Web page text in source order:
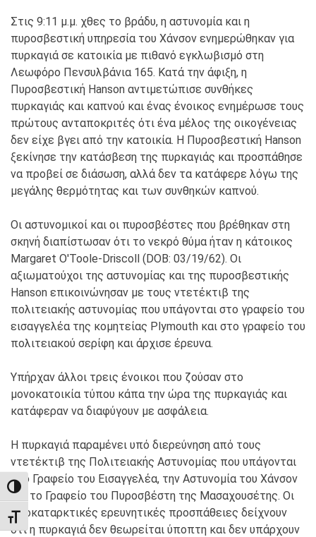
TOGGLE HIGH CONTRAST
TOGGLE FONT SIZE
Στις 9:11 μ.μ. χθες το βράδυ, η αστυνομία και η
πυροσβεστική υπηρεσία του Χάνσον ενημερώθηκαν για
πυρκαγιά σε κατοικία με πιθανό εγκλωβισμό στη
Λεωφόρο Πενσυλβάνια 165. Κατά την άφιξη, η
Πυροσβεστική Hanson αντιμετώπισε συνθήκες
πυρκαγιάς και καπνού και ένας ένοικος ενημέρωσε τους
πρώτους ανταποκριτές ότι ένα μέλος της οικογένειας
δεν είχε βγει από την κατοικία. Η Πυροσβεστική Hanson
ξεκίνησε την κατάσβεση της πυρκαγιάς και προσπάθησε
να προβεί σε διάσωση, αλλά δεν τα κατάφερε λόγω της
μεγάλης θερμότητας και των συνθηκών καπνού.
Οι αστυνομικοί και οι πυροσβέστες που βρέθηκαν στη
σκηνή διαπίστωσαν ότι το νεκρό θύμα ήταν η κάτοικος
Margaret O'Toole-Driscoll (DOB: 03/19/62). Οι
αξιωματούχοι της αστυνομίας και της πυροσβεστικής
Hanson επικοινώνησαν με τους ντετέκτιβ της
πολιτειακής αστυνομίας που υπάγονται στο γραφείο του
εισαγγελέα της κομητείας Plymouth και στο γραφείο του
πολιτειακού σερίφη και άρχισε έρευνα.
Υπήρχαν άλλοι τρεις ένοικοι που ζούσαν στο
μονοκατοικία τύπου κάπα την ώρα της πυρκαγιάς και
κατάφεραν να διαφύγουν με ασφάλεια.
Η πυρκαγιά παραμένει υπό διερεύνηση από τους
ντετέκτιβ της Πολιτειακής Αστυνομίας που υπάγονται
στο Γραφείο του Εισαγγελέα, την Αστυνομία του Χάνσον
και το Γραφείο του Πυροσβέστη της Μασαχουσέτης. Οι
προκαταρκτικές ερευνητικές προσπάθειες δείχνουν
ότι η πυρκαγιά δεν θεωρείται ύποπτη και δεν υπάρχουν